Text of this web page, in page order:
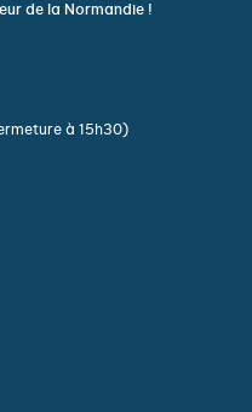
de la Normandie !
à 15h30)